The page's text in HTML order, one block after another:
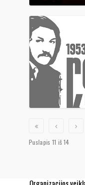
Puslapis 11 iš 14